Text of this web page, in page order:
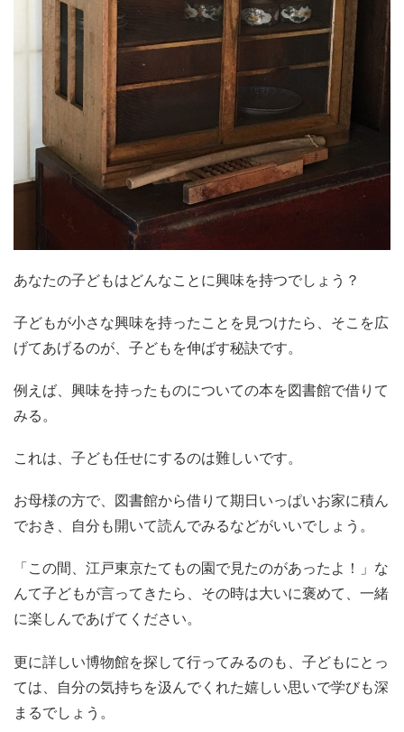
あなたの子どもはどんなことに興味を持つでしょう？
子どもが小さな興味を持ったことを見つけたら、そこを広
げてあげるのが、子どもを伸ばす秘訣です。
例えば、興味を持ったものについての本を図書館で借りて
みる。
これは、子ども任せにするのは難しいです。
お母様の方で、図書館から借りて期日いっぱいお家に積ん
でおき、自分も開いて読んでみるなどがいいでしょう。
「この間、江戸東京たてもの園で見たのがあったよ！」な
んて子どもが言ってきたら、その時は大いに褒めて、一緒
に楽しんであげてください。
更に詳しい博物館を探して行ってみるのも、子どもにとっ
ては、自分の気持ちを汲んでくれた嬉しい思いで学びも深
まるでしょう。